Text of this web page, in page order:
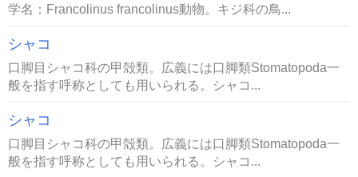
学名：Francolinus francolinus動物。キジ科の鳥...
シャコ
口脚目シャコ科の甲殻類。広義には口脚類Stomatopoda一
般を指す呼称としても用いられる。シャコ...
シャコ
口脚目シャコ科の甲殻類。広義には口脚類Stomatopoda一
般を指す呼称としても用いられる。シャコ...